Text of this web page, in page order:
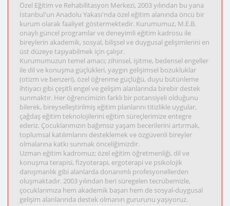
Özel Eğitim ve Rehabilitasyon Merkezi, 2003 yılından bu yana
İstanbul'un Anadolu Yakası'nda özel eğitim alanında öncü bir
kurum olarak faaliyet göstermektedir. Kurumumuz, M.E.B.
onaylı güncel programlar ve deneyimli eğitim kadrosu ile
bireylerin akademik, sosyal, bilişsel ve duygusal gelişimlerini en
üst düzeye taşıyabilmek için çalışır.
Kurumumuzun temel amacı; zihinsel, işitme, bedensel engeller
ile dil ve konuşma güçlükleri, yaygın gelişimsel bozukluklar
(otizm ve benzeri), özel öğrenme güçlüğü, duyu bütünleme
ihtiyacı gibi çeşitli engel ve gelişim alanlarında birebir destek
sunmaktır. Her öğrencimizin farklı bir potansiyeli olduğunu
bilerek, bireyselleştirilmiş eğitim planlarını titizlikle uygular,
çağdaş eğitim teknolojilerini eğitim süreçlerimize entegre
ederiz. Çocuklarımızın bağımsız yaşam becerilerini artırmak,
toplumsal katılımlarını desteklemek ve özgüvenli bireyler
olmalarına katkı sunmak önceliğimizdir.
Uzman eğitim kadromuz; özel eğitim öğretmenliği, dil ve
konuşma terapisi, fizyoterapi, ergoterapi ve psikolojik
danışmanlık gibi alanlarda donanımlı profesyonellerden
oluşmaktadır. 2003 yılından beri süregelen tecrübemizle,
çocuklarımıza hem akademik başarı hem de sosyal-duygusal
gelişim alanlarında destek olmanın gururunu yaşıyoruz.